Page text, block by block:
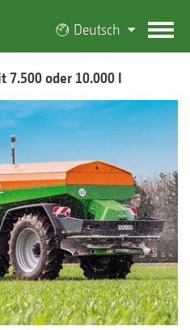
Deutsch
7.500 oder 10.000 l